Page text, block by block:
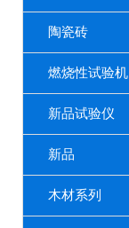
陶瓷砖
燃烧性试验机
新品试验仪
新品
木材系列